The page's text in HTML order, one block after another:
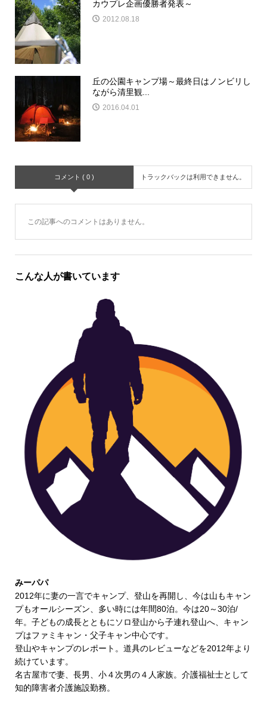
カウプレ企画優勝者発表～
2012.08.18
丘の公園キャンプ場～最終日はノンビリし
ながら清里観...
2016.04.01
コメント ( 0 ) トラックバックは利用できません。
この記事へのコメントはありません。
こんな人が書いています
みーパパ
2012年に妻の一言でキャンプ、登山を再開し、今は山もキャン
プもオールシーズン、多い時には年間80泊。今は20～30泊/
年。子どもの成長とともにソロ登山から子連れ登山へ、キャン
プはファミキャン・父子キャン中心です。
登山やキャンプのレポート。道具のレビューなどを2012年より
続けています。
名古屋市で妻、長男、小４次男の４人家族。介護福祉士として
知的障害者介護施設勤務。